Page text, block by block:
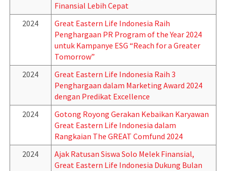
Finansial Lebih Cepat
2024
Great Eastern Life Indonesia Raih
Penghargaan PR Program of the Year 2024
untuk Kampanye ESG “Reach for a Greater
Tomorrow”
2024
Great Eastern Life Indonesia Raih 3
Penghargaan dalam Marketing Award 2024
dengan Predikat Excellence
2024
Gotong Royong Gerakan Kebaikan Karyawan
Great Eastern Life Indonesia dalam
Rangkaian The GREAT Comfund 2024
2024
Ajak Ratusan Siswa Solo Melek Finansial,
Great Eastern Life Indonesia Dukung Bulan